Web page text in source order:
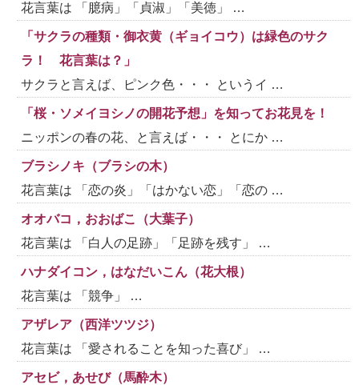
花言葉は 「臆病」「貞淑」「美徳」 …
「サクラの種類・御衣黄（ギョイコウ）は緑色のサク
ラ！ 花言葉は？」
サクラと言えば、ピンク色・・・ というイ …
「桜・ソメイヨシノの開花予想」を知ってお花見を！
ニッポンの春の花、と言えば・・・ とにか …
ブラシノキ（ブラシの木）
花言葉は 「恋の炎」「はかない恋」「恋の …
オオバコ，おおばこ（大葉子）
花言葉は 「白人の足跡」「足跡を残す」 …
ハナダイコン，はなだいこん（花大根）
花言葉は 「競争」 …
アザレア（西洋ツツジ）
花言葉は 「愛されることを知った喜び」 …
アセビ，あせび（馬酔木）